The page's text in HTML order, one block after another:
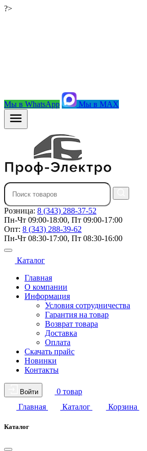
?>
Мы в WhatsApp Мы в MAX
Розница: 8 (343) 288-37-52
Пн-Чт 09:00-18:00, Пт 09:00-17:00
Опт: 8 (343) 288-39-62
Пн-Чт 08:30-17:00, Пт 08:30-16:00
Каталог
Главная
О компании
Информация
Условия сотрудничества
Гарантия на товар
Возврат товара
Доставка
Оплата
Скачать прайс
Новинки
Контакты
Войти
0 товар
Главная
Каталог Корзина
Каталог